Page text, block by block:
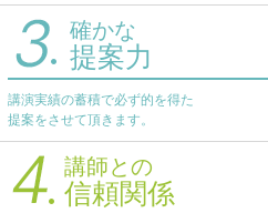
確かな
提案力
講演実績の蓄積で必ず的を得た
提案をさせて頂きます。
講師との
信頼関係